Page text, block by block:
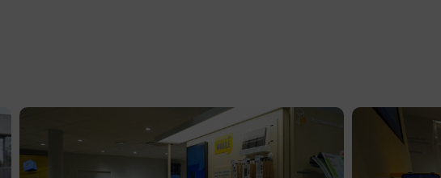
En savoir plus En savoir plus